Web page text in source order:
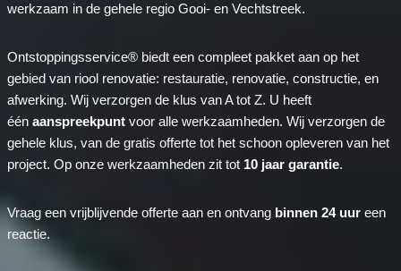
werkzaam in de gehele regio Gooi- en Vechtstreek.
Ontstoppingsservice® biedt een compleet pakket aan op het
gebied van riool renovatie: restauratie, renovatie, constructie, en
afwerking. Wij verzorgen de klus van A tot Z. U heeft
één aanspreekpuntvoor alle werkzaamheden. Wij verzorgen de
gehele klus, van de gratis offerte tot het schoon opleveren van het
project. Op onze werkzaamheden zit tot 10 jaar garantie.
Vraag een vrijblijvende offerte aan en ontvang binnen 24 uureen
reactie.